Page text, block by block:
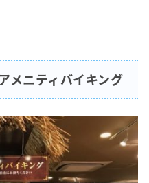
メニティバイキング